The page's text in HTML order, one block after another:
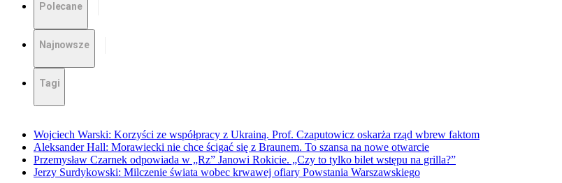
Polecane
Najnowsze
Tagi
Wojciech Warski: Korzyści ze współpracy z Ukrainą. Prof. Czaputowicz oskarża rząd wbrew faktom
Aleksander Hall: Morawiecki nie chce ścigać się z Braunem. To szansa na nowe otwarcie
Przemysław Czarnek odpowiada w „Rz” Janowi Rokicie. „Czy to tylko bilet wstępu na grilla?”
Jerzy Surdykowski: Milczenie świata wobec krwawej ofiary Powstania Warszawskiego